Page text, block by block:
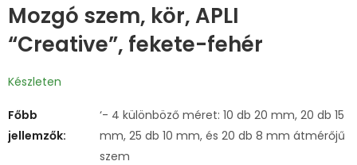
Mozgó szem, kör, APLI
“Creative”, fekete-fehér
Készleten
Főbb
jellemzők:
‘- 4 különböző méret: 10 db 20 mm, 20 db 15
mm, 25 db 10 mm, és 20 db 8 mm átmérőjű
szem